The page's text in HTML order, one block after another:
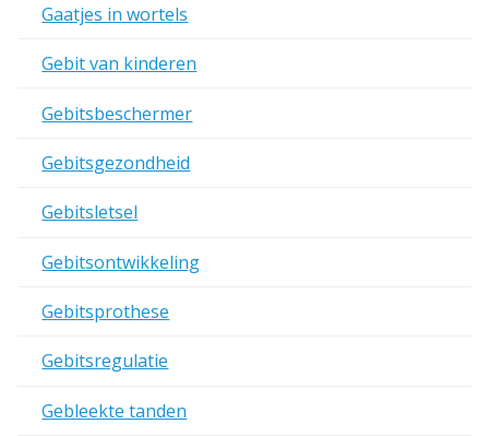
Gaatjes in wortels
Gebit van kinderen
Gebitsbeschermer
Gebitsgezondheid
Gebitsletsel
Gebitsontwikkeling
Gebitsprothese
Gebitsregulatie
Gebleekte tanden